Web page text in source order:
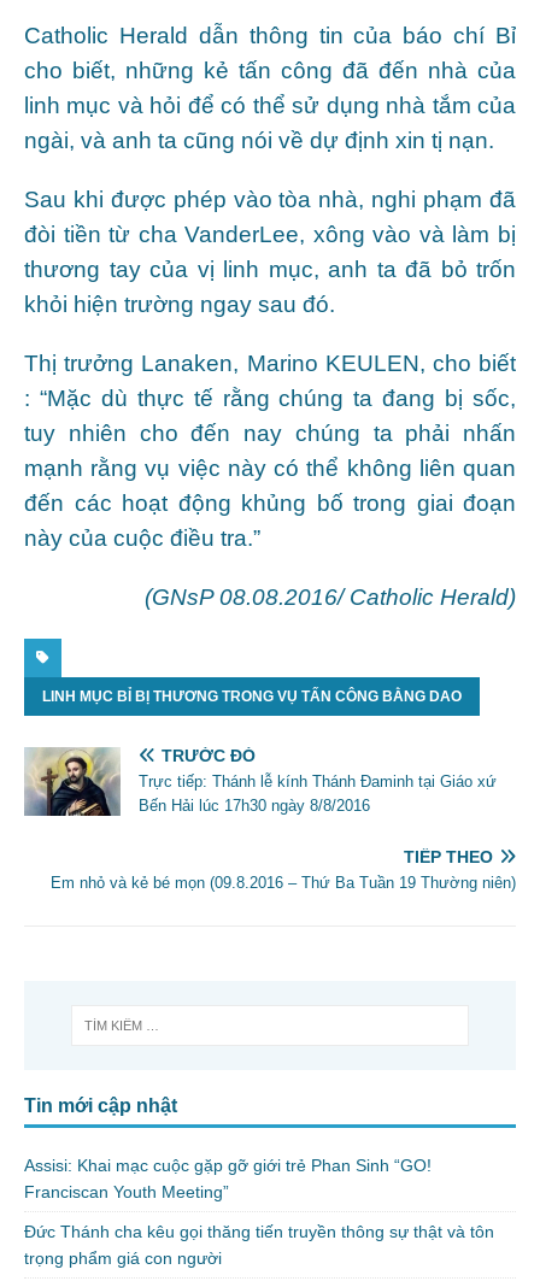
Catholic Herald dẫn thông tin của báo chí Bỉ
cho biết, những kẻ tấn công đã đến nhà của
linh mục và hỏi để có thể sử dụng nhà tắm của
ngài, và anh ta cũng nói về dự định xin tị nạn.
Sau khi được phép vào tòa nhà, nghi phạm đã
đòi tiền từ cha VanderLee, xông vào và làm bị
thương tay của vị linh mục, anh ta đã bỏ trốn
khỏi hiện trường ngay sau đó.
Thị trưởng Lanaken, Marino KEULEN, cho biết
: “Mặc dù thực tế rằng chúng ta đang bị sốc,
tuy nhiên cho đến nay chúng ta phải nhấn
mạnh rằng vụ việc này có thể không liên quan
đến các hoạt động khủng bố trong giai đoạn
này của cuộc điều tra.”
(GNsP 08.08.2016/ Catholic Herald)
LINH MỤC BỈ BỊ THƯƠNG TRONG VỤ TẤN CÔNG BẰNG DAO
TRƯỚC ĐÓ
Trực tiếp: Thánh lễ kính Thánh Đaminh tại Giáo xứ
Bến Hải lúc 17h30 ngày 8/8/2016
TIẾP THEO
Em nhỏ và kẻ bé mọn (09.8.2016 – Thứ Ba Tuần 19 Thường niên)
Tin mới cập nhật
Assisi: Khai mạc cuộc gặp gỡ giới trẻ Phan Sinh “GO!
Franciscan Youth Meeting”
Đức Thánh cha kêu gọi thăng tiến truyền thông sự thật và tôn
trọng phẩm giá con người